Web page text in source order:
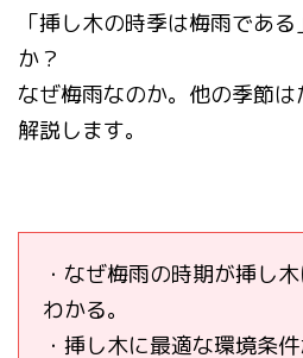
「挿し木の時季は梅雨であ
か？
なぜ梅雨なのか。他の季節は
解説します。
・なぜ梅雨の時期が挿し
わかる。
・挿し木に最適な環境条件